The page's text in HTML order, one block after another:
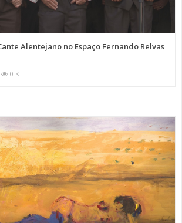
Alentejano no Espaço Fernando Relvas
0 K